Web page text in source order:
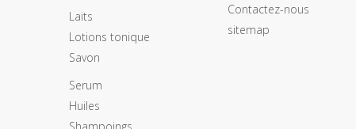
Laits
Lotions tonique
Savon
Serum
Huiles
Shampoings
Contactez-nous
sitemap